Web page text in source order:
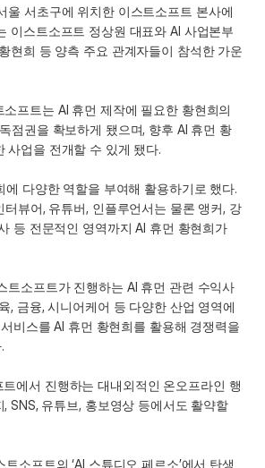
울 서초구에 위치한 이스트소프트 본사에
이스트소프트 정상원 대표와 AI 사업본부
현희 등 양측 주요 관계자들이 참석한 가운
프트는 AI 휴먼 제작에 필요한 황현희의
점권을 확보하게 됐으며, 향후 AI 휴먼 황
사업을 전개할 수 있게 됐다.
에 다양한 역할을 부여해 활용하기로 했다.
터뷰어, 유튜버, 인플루언서는 물론 앵커, 강
등 전문적인 영역까지 AI 휴먼 황현희가
트소프트가 진행하는 AI 휴먼 관련 수익사
, 금융, 시니어케어 등 다양한 산업 영역에
비스를 AI 휴먼 황현희를 활용해 경쟁력을
에서 진행하는 대내외적인 온오프라인 행
SNS, 유튜브, 홍보영상 등에서도 활약할
소프트의 ‘AI 스튜디오 페르소’에서 탄생